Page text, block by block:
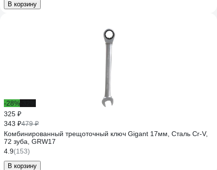
В корзину
-28%
325 ₽
343 ₽479 ₽
Комбинированный трещоточный ключ Gigant 17мм, Сталь Cr-V,
72 зуба, GRW17
4.9(153)
В корзину